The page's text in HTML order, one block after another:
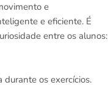
e
e eficiente. É
entre os alunos:
os exercícios.